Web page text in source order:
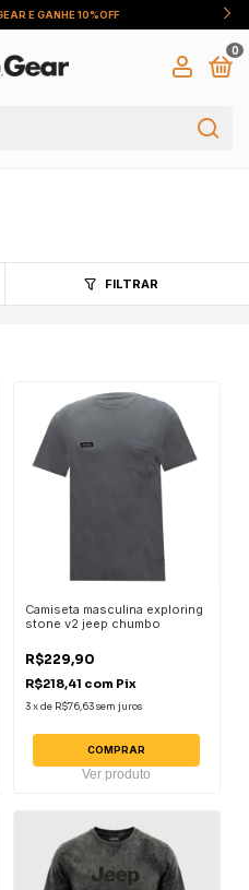
E GANHE 10%OFF
0
FILTRAR
Camiseta masculina exploring
stone v2 jeep chumbo
R$229,90
R$218,41 com Pix
3 xde R$76,63 sem juros
COMPRAR
Ver produto